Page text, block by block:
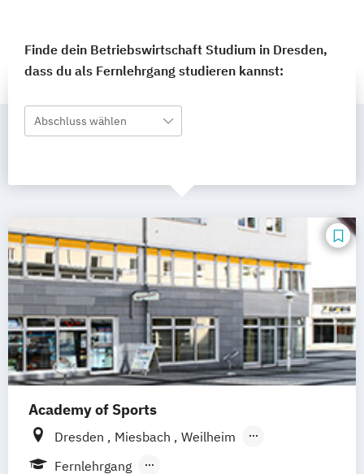
Finde dein Betriebswirtschaft Studium in Dresden,
dass du als Fernlehrgang studieren kannst:
Abschluss wählen
Academy of Sports
Dresden Miesbach
Weilheim
Kornwestheim
Fernlehrgang